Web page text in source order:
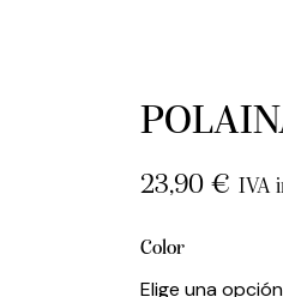
23,90 € IVA
Color